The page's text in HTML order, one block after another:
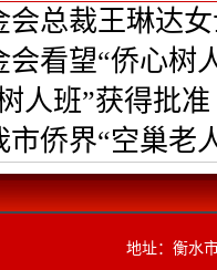
会总裁王琳达
会看望“侨心树
人班”获得批准
市侨界“空巢老
地址：衡